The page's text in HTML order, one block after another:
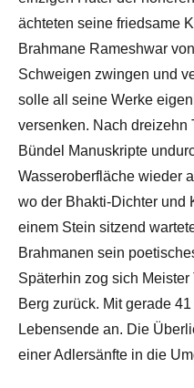
ächteten seine friedsame
Brahmane Rameshwar
Schweigen zwingen und
solle all seine Werke
versenken. Nach dreizehn
Bündel Manuskripte
Wasseroberfläche wieder
wo der Bhakti-Dichter und
einem Stein sitzend
Brahmanen sein
Späterhin zog sich
Berg zurück. Mit gerade
Lebensende an. Die
einer Adlersänfte in die